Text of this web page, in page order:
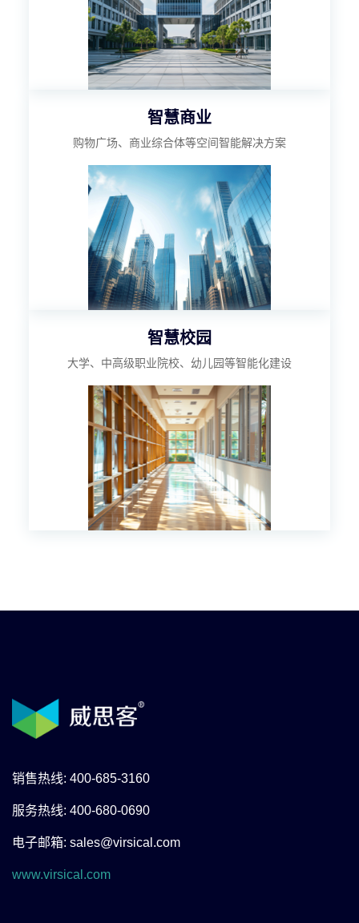
智慧商业
购物广场、商业综合体等空间智能解决方案
智慧校园
大学、中高级职业院校、幼儿园等智能化建设
销售热线: 400-685-3160
服务热线: 400-680-0690
电子邮箱: sales@virsical.com
www.virsical.com